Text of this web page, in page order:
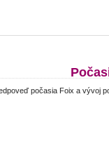
počasia Foix a vývoj